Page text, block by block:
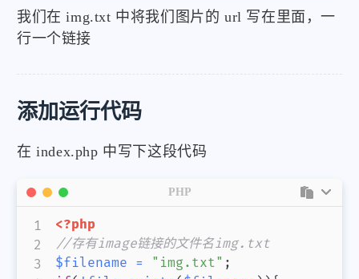
我们在 img.txt 中将我们图片的 url 写在里面，一
行一个链接
添加运行代码
在 index.php 中写下这段代码
<?php
//存有image链接的文件名img.txt
$filename = "img.txt" ;
PHP